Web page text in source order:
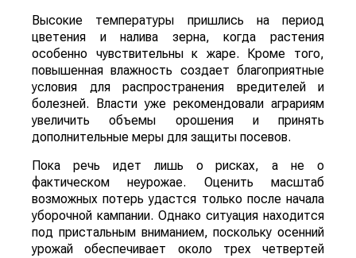
Высокие температуры пришлись на период
цветения и налива зерна, когда растения
особенно чувствительны к жаре. Кроме того,
повышенная влажность создает благоприятные
условия для распространения вредителей и
болезней. Власти уже рекомендовали аграриям
увеличить объемы орошения и принять
дополнительные меры для защиты посевов.
Пока речь идет лишь о рисках, а не о
фактическом неурожае. Оценить масштаб
возможных потерь удастся только после начала
уборочной кампании. Однако ситуация находится
под пристальным вниманием, поскольку осенний
урожай обеспечивает около трех четвертей